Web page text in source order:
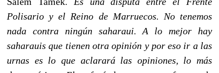
Polisario y el Reino de Marruecos. No tenemos
nada contra ningún saharaui. A lo mejor hay
saharauis que tienen otra opinión y por eso ir a las
urnas es lo que aclarará las opiniones, lo más